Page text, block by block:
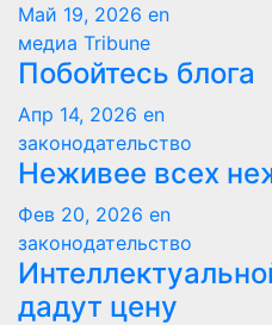
Май 19, 2026 en
медиа Tribune
Побойтесь блога
Апр 14, 2026 en
законодательство
Неживее всех
Фев 20, 2026 en
законодательство
дадут цену